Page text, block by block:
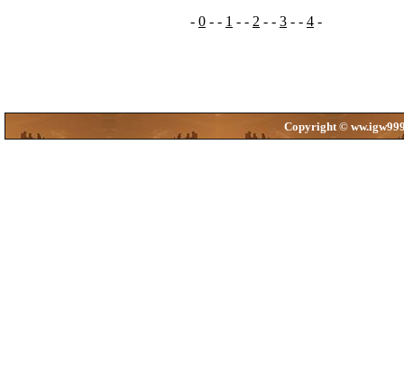
- 0 - - 1 - - 2 - - 3 - - 4 -
Copyright ©